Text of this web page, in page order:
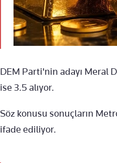
DEM Parti'nin adayı Meral
ise 3.5 alıyor.
Söz konusu sonuçların
ifade ediliyor.